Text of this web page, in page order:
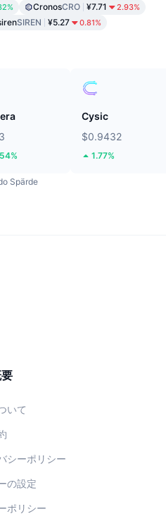
CronosCRO ¥7.71 2.93%
SIREN ¥5.27 0.81%
Cysic
$0.9432
1.77%
Spärde
いて
シーポリシー
の設定
ポリシー